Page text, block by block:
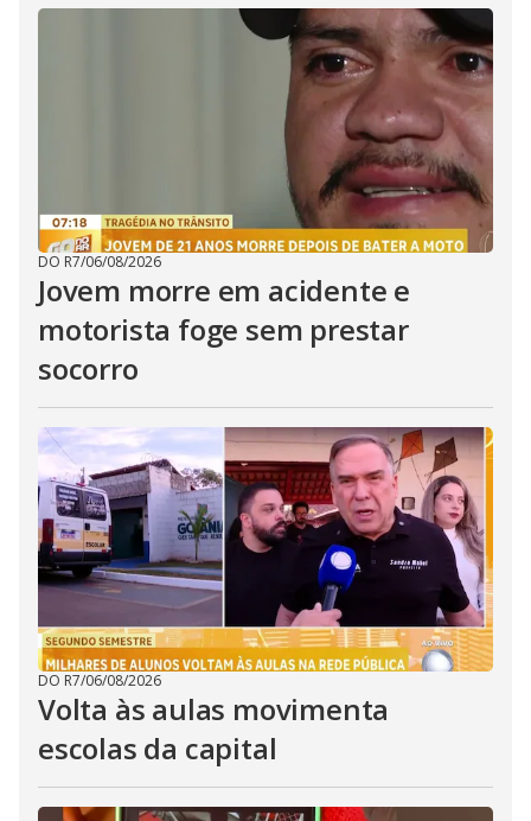
DO R7/06/08/2026
Jovem morre em acidente e
motorista foge sem prestar
socorro
DO R7/06/08/2026
Volta às aulas movimenta
escolas da capital